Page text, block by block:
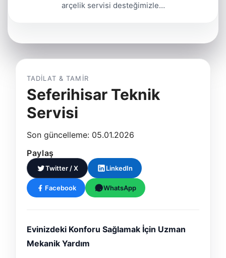
arçelik servisi desteğimizle…
TADILAT & TAMIR
Seferihisar Teknik
Servisi
Son güncelleme: 05.01.2026
Paylaş
Twitter / X LinkedIn
Facebook WhatsApp
Evinizdeki Konforu Sağlamak İçin Uzman
Mekanik Yardım